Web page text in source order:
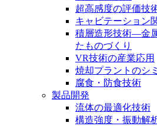
超高感度の評価技
キャビテーション
積層造形技術―金
たものづくり
VR技術の産業応用
焼却プラントのシ
腐食・防食技術
製品開発
流体の最適化技術
構造強度・振動解